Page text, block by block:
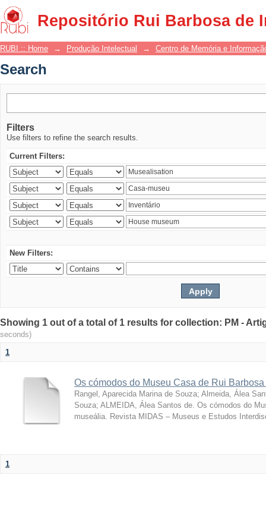
Repositório Rui Barbosa de
Search
RUBI :: Home → Produção Intelectual → Centro de Memória e
Search
Filters
Use filters to refine the search results.
Current Filters:
New Filters:
Showing 1 out of a total of 1 results for collection: PM -
seconds)
1
Os cómodos do Museu Casa de Rui
Rangel, Aparecida Marina de Souza; Almeida, Álea
Souza; ALMEIDA, Álea Santos de. Os cómodos do
museália. Revista MIDAS – Museus e Estudos
1